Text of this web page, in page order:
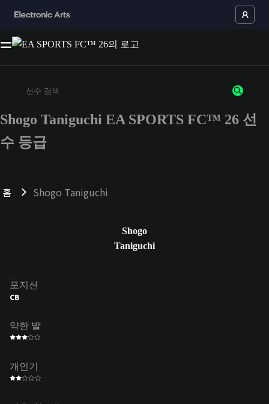
최소 3자 이상의 문자 또는 숫자를 입력하세요
Shogo Taniguchi EA SPORTS FC™ 26 선
수 등급
홈 Shogo Taniguchi
Shogo
Taniguchi
포지션
CB
약한 발
개인기